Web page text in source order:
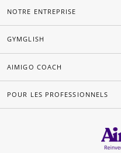
NOTRE ENTREPRISE
GYMGLISH
AIMIGO COACH
POUR LES PROFESSIONNELS